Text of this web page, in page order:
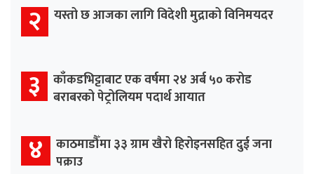
२ यस्तो छ आजका लागि विदेशी मुद्राको विनिमयदर
३ काँकडभिट्टाबाट एक वर्षमा २४ अर्ब ५० करोड
बराबरको पेट्रोलियम पदार्थ आयात
४ काठमाडौँमा ३३ ग्राम खैरो हिरोइनसहित दुई जना
पक्राउ